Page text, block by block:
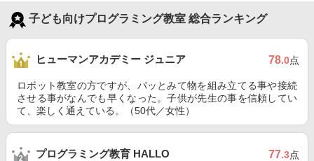
子ども向けプログラミング教室 総合ランキング
ヒューマンアカデミー ジュニア 78.0点
ロボット教室の方ですが、パッとみて物を組み立てる事や接続
させる事がなんでも早くなった。子供が先生の事を信頼してい
て、楽しく通えている。（50代／女性）
プログラミング教育 HALLO 77.3点